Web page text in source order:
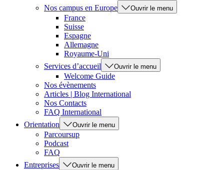
Nos campus en Europe
Ouvrir le menu
France
Suisse
Espagne
Allemagne
Royaume-Uni
Services d’accueil
Ouvrir le menu
Welcome Guide
Nos évènements
Articles | Blog International
Nos Contacts
FAQ International
Orientation
Ouvrir le menu
Parcoursup
Podcast
FAQ
Entreprises
Ouvrir le menu